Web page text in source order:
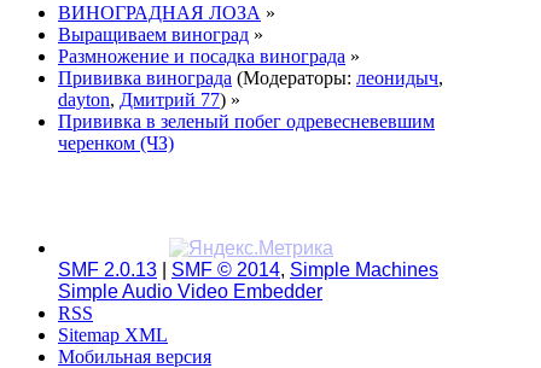
ВИНОГРАДНАЯ ЛОЗА »
Выращиваем виноград »
Размножение и посадка винограда »
Прививка винограда (Модераторы: леонидыч,
dayton, Дмитрий 77) »
Прививка в зеленый побег одревесневевшим
черенком (ЧЗ)
SMF 2.0.13 SMF © 2014, Simple Machines
Simple Audio Video Embedder
RSS
Sitemap XML
Мобильная версия